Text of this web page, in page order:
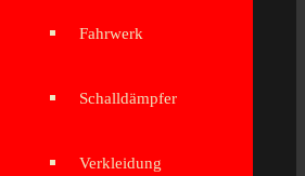
Fahrwerk
Schalldämpfer
Verkleidung